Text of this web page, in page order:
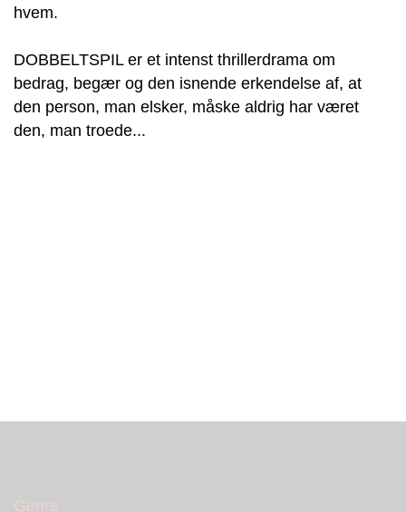
hvem.
DOBBELTSPIL er et intenst thrillerdrama om
bedrag, begær og den isnende erkendelse af, at
den person, man elsker, måske aldrig har været
den, man troede...
Genre